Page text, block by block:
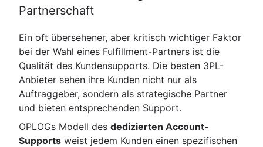
Partnerschaft
Ein oft übersehener, aber kritisch wichtiger Faktor
bei der Wahl eines Fulfillment-Partners ist die
Qualität des Kundensupports. Die besten 3PL-
Anbieter sehen ihre Kunden nicht nur als
Auftraggeber, sondern als strategische Partner
und bieten entsprechenden Support.
OPLOGs Modell des dedizierten Account-
Supports weist jedem Kunden einen spezifischen